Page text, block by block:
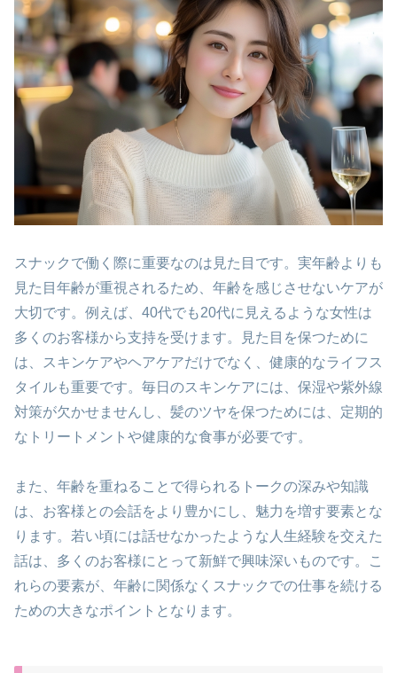
スナックで働く際に重要なのは見た目です。実年齢よりも
見た目年齢が重視されるため、年齢を感じさせないケアが
大切です。例えば、40代でも20代に見えるような女性は
多くのお客様から支持を受けます。見た目を保つために
は、スキンケアやヘアケアだけでなく、健康的なライフス
タイルも重要です。毎日のスキンケアには、保湿や紫外線
対策が欠かせませんし、髪のツヤを保つためには、定期的
なトリートメントや健康的な食事が必要です。
また、年齢を重ねることで得られるトークの深みや知識
は、お客様との会話をより豊かにし、魅力を増す要素とな
ります。若い頃には話せなかったような人生経験を交えた
話は、多くのお客様にとって新鮮で興味深いものです。こ
れらの要素が、年齢に関係なくスナックでの仕事を続ける
ための大きなポイントとなります。